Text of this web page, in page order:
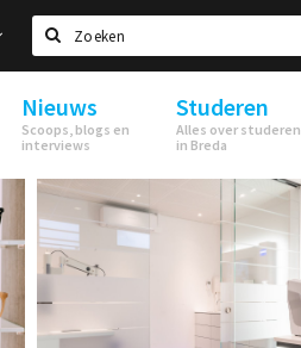
Zoeken
Nieuws
Scoops, blogs en
interviews
Studeren
Alles over studeren
in Breda